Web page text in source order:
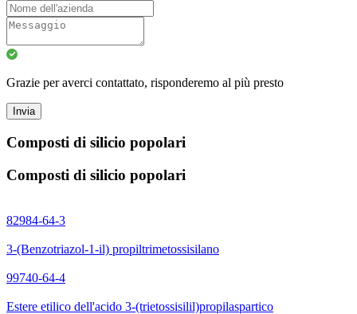
Grazie per averci contattato, risponderemo al più presto
Invia
Composti di silicio popolari
Composti di silicio popolari
82984-64-3
3-(Benzotriazol-1-il) propiltrimetossisilano
99740-64-4
Estere etilico dell'acido 3-(trietossisilil)propilaspartico